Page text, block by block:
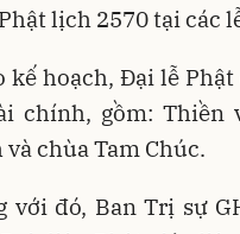
lịch 2570 tại các
kế hoạch, Đại lễ
chính, gồm: Thiền
chùa Tam Chúc.
với đó, Ban Trị sự